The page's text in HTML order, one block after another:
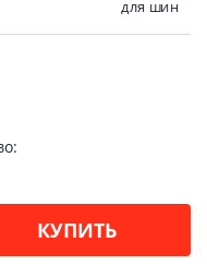
для шин
КУПИТЬ